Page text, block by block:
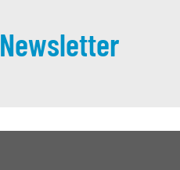
Newsletter